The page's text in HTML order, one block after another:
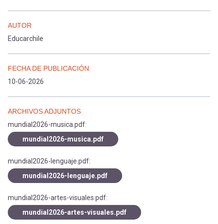
AUTOR
Educarchile
FECHA DE PUBLICACIÓN
10-06-2026
ARCHIVOS ADJUNTOS
mundial2026-musica.pdf:
mundial2026-musica.pdf
mundial2026-lenguaje.pdf:
mundial2026-lenguaje.pdf
mundial2026-artes-visuales.pdf:
mundial2026-artes-visuales.pdf